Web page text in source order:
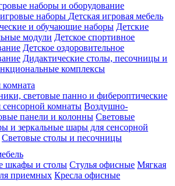
наборы и оборудование
наборы Детская игровая мебель
и обучающие наборы Детские
модули Детское спортивное
Детское оздоровительное
Дидактические столы, песочницы и
комплексы
световые панно и фибероптические
сенсорной комнаты Воздушно-
панели и колонны Световые
и зеркальные шары для сенсорной
Световые столы и песочницы
шкафы и столы Стулья офисные Мягкая
приемных Кресла офисные